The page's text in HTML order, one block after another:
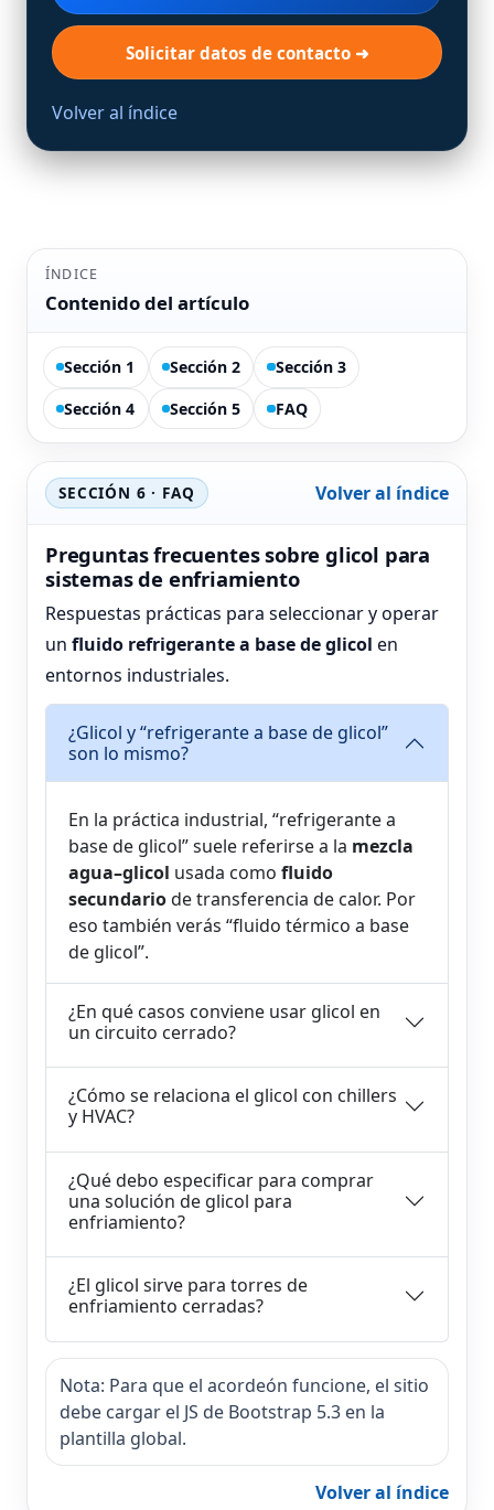
Solicitar datos de contacto ➜
Volver al índice
ÍNDICE
Contenido del artículo
Sección 1 Sección 2
Sección 3
Sección 4
Sección 5 FAQ
SECCIÓN 6 · FAQ Volver al índice
Preguntas frecuentes sobre glicol para
sistemas de enfriamiento
Respuestas prácticas para seleccionar y operar
un fluido refrigerante a base de glicol en
entornos industriales.
¿Glicol y “refrigerante a base de glicol”
son lo mismo?
En la práctica industrial, “refrigerante a
base de glicol” suele referirse a la mezcla
agua–glicol usada como fluido
secundariode transferencia de calor. Por
eso también verás “fluido térmico a base
de glicol”.
¿En qué casos conviene usar glicol en
un circuito cerrado?
¿Cómo se relaciona el glicol con chillers
y HVAC?
¿Qué debo especificar para comprar
una solución de glicol para
enfriamiento?
¿El glicol sirve para torres de
enfriamiento cerradas?
Nota: Para que el acordeón funcione, el sitio
debe cargar el JS de Bootstrap 5.3 en la
plantilla global.
Volver al índice